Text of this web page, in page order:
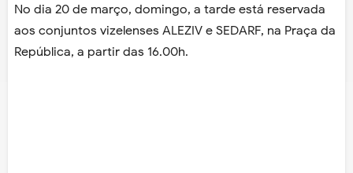
No dia 20 de março, domingo, a tarde está reservada
aos conjuntos vizelenses ALEZIV e SEDARF, na Praça da
República, a partir das 16.00h.